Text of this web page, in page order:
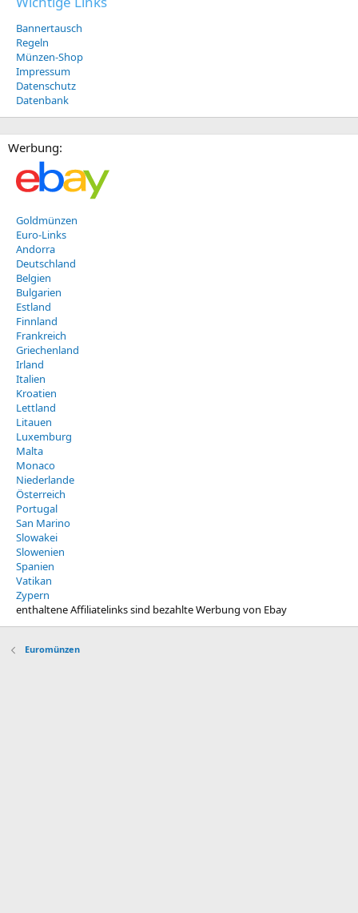
Bannertausch
Regeln
Münzen-Shop
Impressum
Datenschutz
Datenbank
Werbung:
Goldmünzen
Euro-Links
Andorra
Deutschland
Belgien
Bulgarien
Estland
Finnland
Frankreich
Griechenland
Irland
Italien
Kroatien
Lettland
Litauen
Luxemburg
Malta
Monaco
Niederlande
Österreich
Portugal
San Marino
Slowakei
Slowenien
Spanien
Vatikan
Zypern
enthaltene Affiliatelinks sind bezahlte Werbung von Ebay
Euromünzen